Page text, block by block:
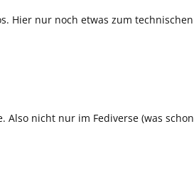
Hier nur noch etwas zum technischen
nicht nur im Fediverse (was schon